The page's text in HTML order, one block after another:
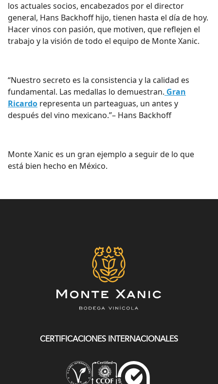
los actuales socios, encabezados por el director
general, Hans Backhoff hijo, tienen hasta el día de hoy.
Hacer vinos con pasión, que motiven, que reflejen el
trabajo y la visión de todo el equipo de Monte Xanic.
“Nuestro secreto es la consistencia y la calidad es
fundamental. Las medallas lo demuestran. Gran
Ricardo representa un parteaguas, un antes y
después del vino mexicano.”– Hans Backhoff
Monte Xanic es un gran ejemplo a seguir de lo que
está bien hecho en México.
CERTIFICACIONES INTERNACIONALES